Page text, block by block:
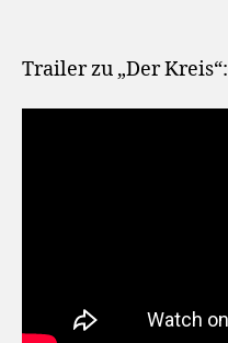
Trailer zu „Der Kreis“: